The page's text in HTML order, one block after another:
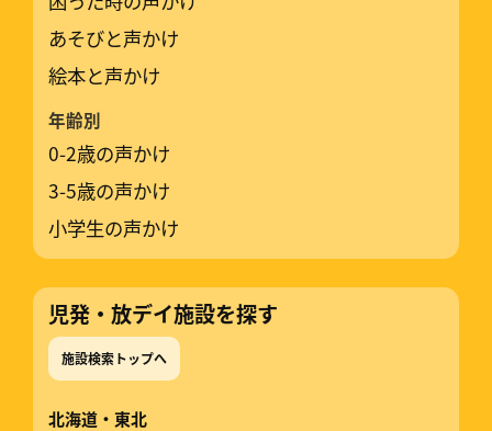
あそびと声かけ
絵本と声かけ
年齢別
0-2歳の声かけ
3-5歳の声かけ
小学生の声かけ
児発・放デイ施設を探す
施設検索トップへ
北海道・東北